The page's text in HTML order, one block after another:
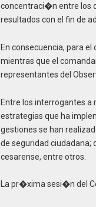
concentraci�n entre los
resultados con el fin de
En consecuencia, para
mientras que el
representantes del
Entre los interrogantes
estrategias que ha
gestiones se han
de seguridad ciudadana;
cesarense, entre otros.
La pr�xima sesi�n del